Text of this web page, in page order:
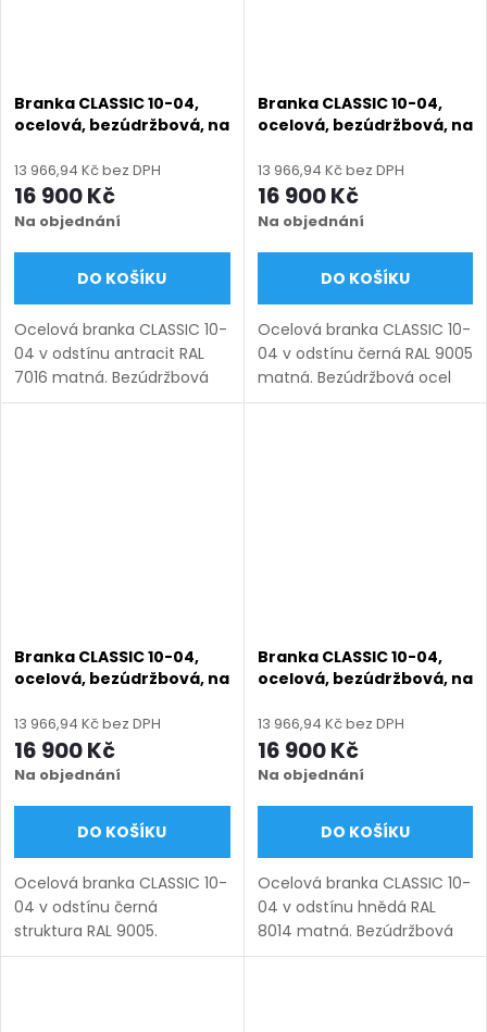
Branka CLASSIC 10-04,
ocelová, bezúdržbová, na
výška 1000–1950 mm),
antracit RAL 7016 matná
13 966,94 Kč bez DPH
16 900 Kč
Na objednání
DO KOŠÍKU
Ocelová branka CLASSIC 10-
04 v odstínu antracit RAL
7016 matná. Bezúdržbová
ocel (žárový zinek +
Branka CLASSIC 10-04,
ocelová, bezúdržbová, na
výška 1000–1950 mm),
černá RAL 9005 matná
13 966,94 Kč bez DPH
16 900 Kč
Na objednání
DO KOŠÍKU
Ocelová branka CLASSIC 10-
04 v odstínu černá RAL 9005
matná. Bezúdržbová ocel
(žárový zinek + práškový
Branka CLASSIC 10-04,
ocelová, bezúdržbová, na
výška 1000–1950 mm),
černá struktura RAL 9005
13 966,94 Kč bez DPH
16 900 Kč
Na objednání
DO KOŠÍKU
Ocelová branka CLASSIC 10-
04 v odstínu černá
struktura RAL 9005.
Bezúdržbová ocel (žárový
Branka CLASSIC 10-04,
ocelová, bezúdržbová, na
výška 1000–1950 mm),
hnědá RAL 8014 matná
13 966,94 Kč bez DPH
16 900 Kč
Na objednání
DO KOŠÍKU
Ocelová branka CLASSIC 10-
04 v odstínu hnědá RAL
8014 matná. Bezúdržbová
ocel (žárový zinek +